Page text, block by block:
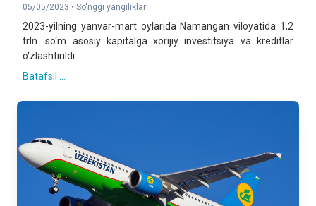
05/05/2023 • So'nggi yangiliklar
2023-yilning yanvar-mart oylarida Namangan viloyatida 1,2
trln. so‘m asosiy kapitalga xorijiy investitsiya va kreditlar
o‘zlashtirildi.
Batafsil ...